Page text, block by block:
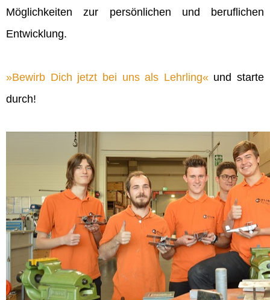
Möglichkeiten zur persönlichen und beruflichen
Entwicklung.
Bewirb Dich jetzt bei uns als Lehrling und starte
durch!